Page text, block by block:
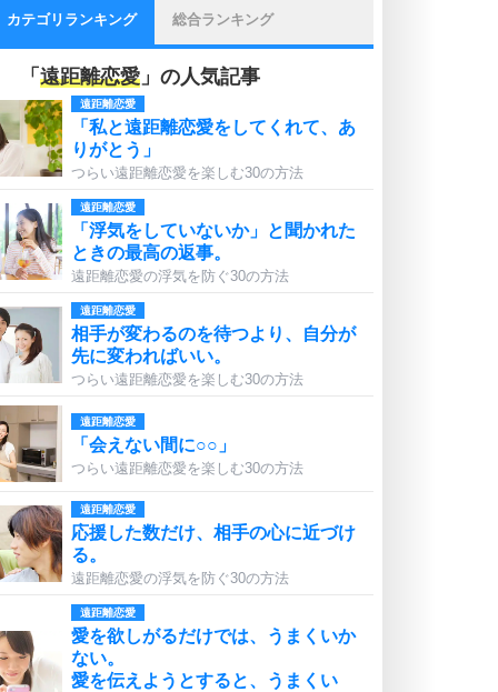
カテゴリランキング 総合ランキング
「 遠距離恋愛 」の人気記事
遠距離恋愛
「私と遠距離恋愛をしてくれて、あ
りがとう」
つらい遠距離恋愛を楽しむ30の方法
遠距離恋愛
「浮気をしていないか」と聞かれた
ときの最高の返事。
遠距離恋愛の浮気を防ぐ30の方法
遠距離恋愛
相手が変わるのを待つより、自分が
先に変わればいい。
つらい遠距離恋愛を楽しむ30の方法
遠距離恋愛
「会えない間に○○」
つらい遠距離恋愛を楽しむ30の方法
遠距離恋愛
応援した数だけ、相手の心に近づけ
る。
遠距離恋愛の浮気を防ぐ30の方法
遠距離恋愛
愛を欲しがるだけでは、うまくいか
ない。
愛を伝えようとすると、うまくい